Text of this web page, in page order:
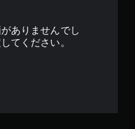
ありませんでし
てください。